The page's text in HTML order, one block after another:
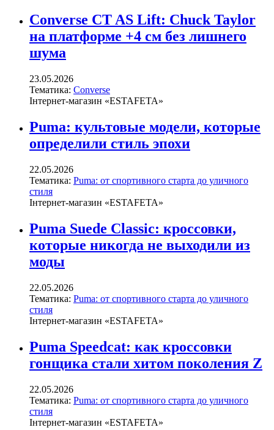
Converse CT AS Lift: Chuck Taylor
на платформе +4 см без лишнего
шума
23.05.2026
Тематика: Converse
Інтернет-магазин «ESTAFETA»
Puma: культовые модели, которые
определили стиль эпохи
22.05.2026
Тематика: Puma: от спортивного старта до уличного
стиля
Інтернет-магазин «ESTAFETA»
Puma Suede Classic: кроссовки,
которые никогда не выходили из
моды
22.05.2026
Тематика: Puma: от спортивного старта до уличного
стиля
Інтернет-магазин «ESTAFETA»
Puma Speedcat: как кроссовки
гонщика стали хитом поколения Z
22.05.2026
Тематика: Puma: от спортивного старта до уличного
стиля
Інтернет-магазин «ESTAFETA»